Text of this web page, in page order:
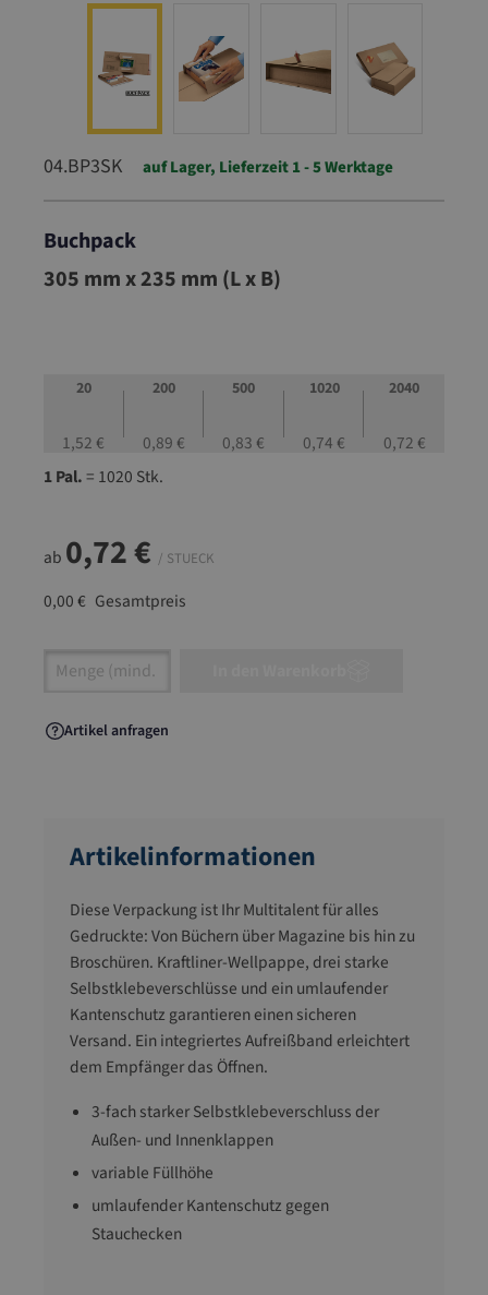
04.BP3SK auf Lager, Lieferzeit 1 - 5 Werktage
Buchpack
04.BP3SK
305 mm x 235 mm (L x B)
20
1,52 €
200
0,89 €
500
0,83 €
1020
0,74 €
2040
0,72 €
1 Pal.= 1020 Stk.
ab 0,72 € / STUECK
0,00 € Gesamtpreis
Artikel Anzahl: Gib den gewünschten Wert
Artikel anfragen
Artikelinformationen
Diese Verpackung ist Ihr Multitalent für alles
Gedruckte: Von Büchern über Magazine bis hin zu
Broschüren. Kraftliner-Wellpappe, drei starke
Selbstklebeverschlüsse und ein umlaufender
Kantenschutz garantieren einen sicheren
Versand. Ein integriertes Aufreißband erleichtert
dem Empfänger das Öffnen.
3-fach starker Selbstklebeverschluss der
Außen- und Innenklappen
variable Füllhöhe
umlaufender Kantenschutz gegen
Stauchecken